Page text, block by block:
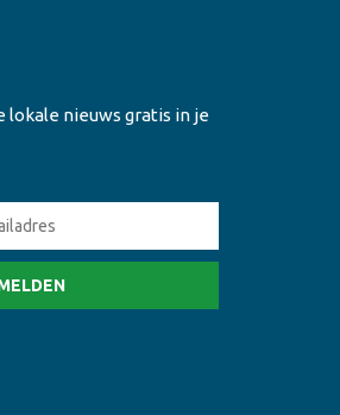
lokale nieuws gratis in je